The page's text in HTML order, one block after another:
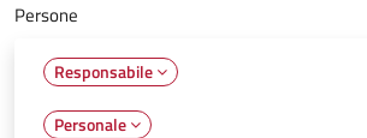
Persone
Responsabile
Personale